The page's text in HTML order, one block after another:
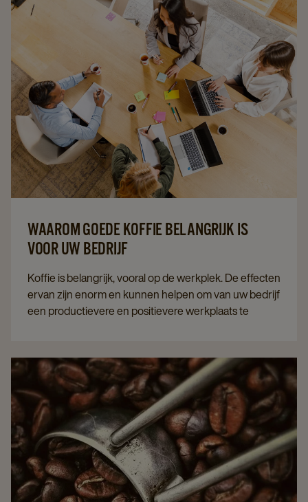
WAAROM GOEDE KOFFIE BELANGRIJK IS
VOOR UW BEDRIJF
Koffie is belangrijk, vooral op de werkplek. De effecten
ervan zijn enorm en kunnen helpen om van uw bedrijf
een productievere en positievere werkplaats te
kwaliteit van de koffie op het werk. Ze verwachten dat
de kwaliteit van de koffie in de bedrijfsomgeving niet
onderdoet voor de kwaliteit van de koffie die thuis of
buitenshuis wordt aangeboden.
In deze blog leest u meer over het belang van
koffiepauzes op kantoor en waarom ze belangrijk zijn
voor uw bedrijf.